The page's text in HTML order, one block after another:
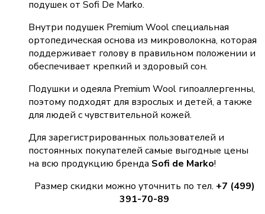
подушек от Sofi De Marko.
Внутри подушек Premium Wool специальная
ортопедическая основа из микроволокна, которая
поддерживает голову в правильном положении и
обеспечивает крепкий и здоровый сон.
Подушки и одеяла Premium Wool гипоаллергенны,
поэтому подходят для взрослых и детей, а также
для людей с чувствительной кожей.
Для зарегистрированных пользователей и
постоянных покупателей самые выгодные цены
на всю продукцию бренда Sofi de Marko!
Размер скидки можно уточнить по тел. +7 (499)
391-70-89